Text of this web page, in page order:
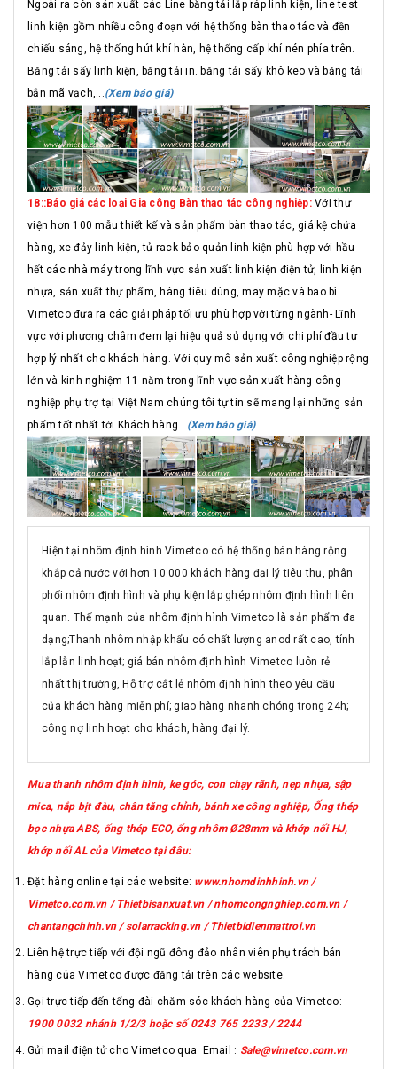
Ngoài ra còn sản xuất các Line băng tải lắp ráp linh kiện, line test
linh kiện gồm nhiều công đoạn với hệ thống bàn thao tác và đền
chiếu sáng, hệ thống hút khí hàn, hệ thống cấp khí nén phía trên.
Băng tải sấy linh kiện, băng tải in. băng tải sấy khô keo và băng tải
bắn mã vạch,... (Xem báo giá)
18::Báo giá các loại Gia công Bàn thao tác công nghiệp: Với thư
viện hơn 100 mẫu thiết kế và sản phẩm bàn thao tác, giá kệ chứa
hàng, xe đảy linh kiện, tủ rack bảo quản linh kiện phù hợp với hầu
hết các nhà máy trong lĩnh vực sản xuất linh kiện điện tử, linh kiện
nhựa, sản xuất thự phẩm, hàng tiêu dùng, may mặc và bao bì.
Vimetco đưa ra các giải pháp tối ưu phù hợp với từng ngành- Lĩnh
vực với phương châm đem lại hiệu quả sủ dụng với chi phí đầu tư
hợp lý nhất cho khách hàng. Với quy mô sản xuất công nghiệp rộng
lớn và kinh nghiệm 11 năm trong lĩnh vực sản xuất hàng công
nghiệp phụ trợ tại Việt Nam chúng tôi tự tin sẽ mang lại những sản
phẩm tốt nhất tới Khách hàng... (Xem báo giá)
Hiện tại nhôm định hình Vimetco có hệ thống bán hàng rộng
khắp cả nước với hơn 10.000 khách hàng đại lý tiêu thụ, phân
phối nhôm định hình và phụ kiện lắp ghép nhôm định hình liên
quan. Thế mạnh của nhôm định hình Vimetco là sản phẩm đa
dạng;Thanh nhôm nhập khẩu có chất lượng anod rất cao, tính
lắp lẫn linh hoạt; giá bán nhôm định hình Vimetco luôn rẻ
nhất thị trường, Hỗ trợ cắt lẻ nhôm định hình theo yêu cầu
của khách hàng miễn phí; giao hàng nhanh chóng trong 24h;
công nợ linh hoạt cho khách, hàng đại lý.
Mua thanh nhôm định hình, ke góc, con chạy rãnh, nẹp nhựa, sập
mica, nắp bịt đàu, chân tăng chỉnh, bánh xe công nghiệp, Ống thép
bọc nhựa ABS, ống thép ECO, ống nhôm Ø28mm và khớp nối HJ,
khớp nối AL của Vimetco tại đâu:
Đặt hàng online tại các website: www.nhomdinhhinh.vn /
Vimetco.com.vn / Thietbisanxuat.vn / nhomcongnghiep.com.vn /
chantangchinh.vn / solarracking.vn / Thietbidienmattroi.vn
Liên hệ trực tiếp với đội ngũ đông đảo nhân viên phụ trách bán
hàng của Vimetco được đăng tải trên các website.
Gọi trực tiếp đến tổng đài chăm sóc khách hàng của Vimetco:
1900 0032 nhánh 1/2/3 hoặc số 0243 765 2233 / 2244
Gửi mail điện tử cho Vimetco qua Email : Sale@vimetco.com.vn